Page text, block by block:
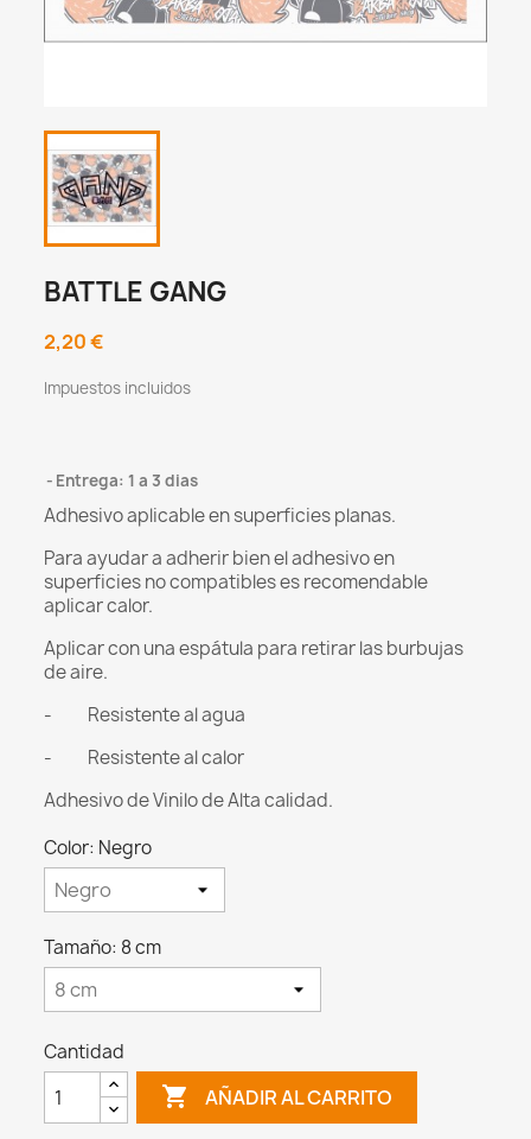
BATTLE GANG
2,20 €
Impuestos incluidos
Entrega: 1 a 3 dias
Adhesivo aplicable en superficies planas.
Para ayudar a adherir bien el adhesivo en
superficies no compatibles es recomendable
aplicar calor.
Aplicar con una espátula para retirar las burbujas
de aire.
- Resistente al agua
- Resistente al calor
Adhesivo de Vinilo de Alta calidad.
Color: Negro
Tamaño: 8 cm
Cantidad
 AÑADIR AL CARRITO